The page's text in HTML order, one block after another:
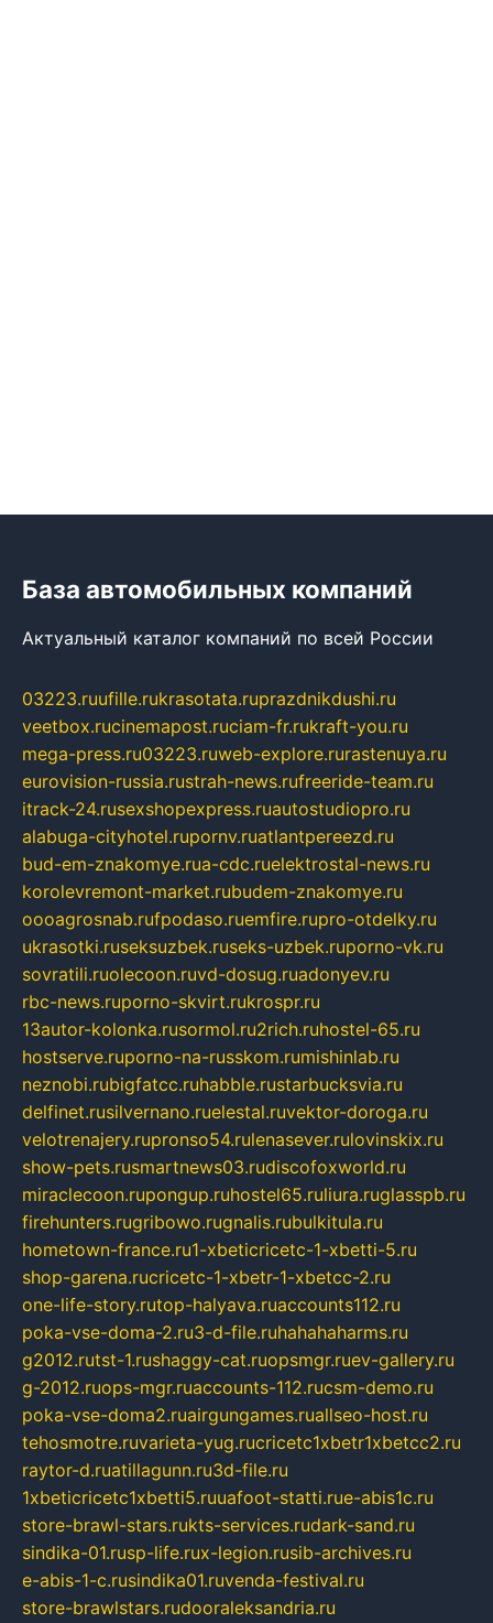
База автомобильных компаний
Актуальный каталог компаний по всей России
03223.ruufille.rukrasotata.ruprazdnikdushi.ru
veetbox.rucinemapost.ruciam-fr.rukraft-you.ru
mega-press.ru03223.ruweb-explore.rurastenuya.ru
eurovision-russia.rustrah-news.rufreeride-team.ru
itrack-24.rusexshopexpress.ruautostudiopro.ru
alabuga-cityhotel.rupornv.ruatlantpereezd.ru
bud-em-znakomye.rua-cdc.ruelektrostal-news.ru
korolevremont-market.rubudem-znakomye.ru
oooagrosnab.rufpodaso.ruemfire.rupro-otdelky.ru
ukrasotki.ruseksuzbek.ruseks-uzbek.ruporno-vk.ru
sovratili.ruolecoon.ruvd-dosug.ruadonyev.ru
rbc-news.ruporno-skvirt.rukrospr.ru
13autor-kolonka.rusormol.ru2rich.ruhostel-65.ru
hostserve.ruporno-na-russkom.rumishinlab.ru
neznobi.rubigfatcc.ruhabble.rustarbucksvia.ru
delfinet.rusilvernano.ruelestal.ruvektor-doroga.ru
velotrenajery.rupronso54.rulenasever.rulovinskix.ru
show-pets.rusmartnews03.rudiscofoxworld.ru
miraclecoon.rupongup.ruhostel65.ruliura.ruglasspb.ru
firehunters.rugribowo.rugnalis.rubulkitula.ru
hometown-france.ru1-xbeticricetc-1-xbetti-5.ru
shop-garena.rucricetc-1-xbetr-1-xbetcc-2.ru
one-life-story.rutop-halyava.ruaccounts112.ru
poka-vse-doma-2.ru3-d-file.ruhahahaharms.ru
g2012.rutst-1.rushaggy-cat.ruopsmgr.ruev-gallery.ru
g-2012.ruops-mgr.ruaccounts-112.rucsm-demo.ru
poka-vse-doma2.ruairgungames.ruallseo-host.ru
tehosmotre.ruvarieta-yug.rucricetc1xbetr1xbetcc2.ru
raytor-d.ruatillagunn.ru3d-file.ru
1xbeticricetc1xbetti5.ruuafoot-statti.rue-abis1c.ru
store-brawl-stars.rukts-services.rudark-sand.ru
sindika-01.rusp-life.rux-legion.rusib-archives.ru
e-abis-1-c.rusindika01.ruvenda-festival.ru
store-brawlstars.rudooraleksandria.ru